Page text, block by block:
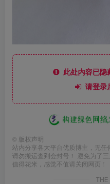
此处内容已隐
请登录
© 版权声明
站内分享各大平台优质博主，无
请勿搬运查到会封号！ 避免为了
值得花米，感觉不值请关闭网页！
THE